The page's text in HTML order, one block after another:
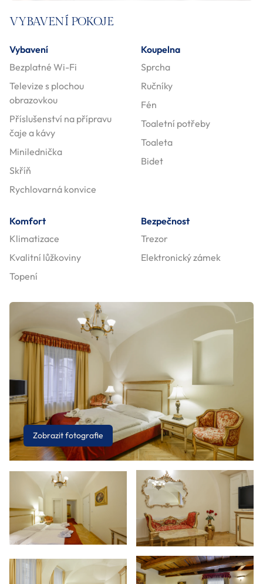
VYBAVENÍ POKOJE
Vybavení
Bezplatné Wi-Fi
Televize s plochou
obrazovkou
Příslušenství na přípravu
čaje a kávy
Minilednička
Skříň
Rychlovarná konvice
Koupelna
Sprcha
Ručníky
Fén
Toaletní potřeby
Toaleta
Bidet
Komfort
Klimatizace
Kvalitní lůžkoviny
Topení
Bezpečnost
Trezor
Elektronický zámek
Zobrazit fotografie